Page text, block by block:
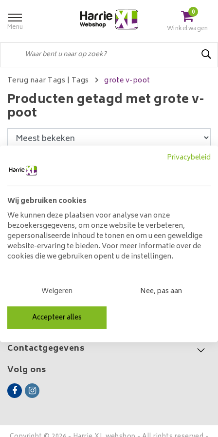
Menu
0
Winkelwagen
Terug naar Tags | Tags grote v-poot
Producten getagd met grote v-
poot
V-poot
500,00
Klantenservice
Mijn account
Categorieën
Contactgegevens
Volg ons
Privacybeleid
Wij gebruiken cookies
We kunnen deze plaatsen voor analyse van onze
bezoekersgegevens, om onze website te verbeteren,
gepersonaliseerde inhoud te tonen en om u een geweldige
website-ervaring te bieden. Voor meer informatie over de
cookies die we gebruiken opent u de instellingen.
Weigeren Nee, pas aan
Accepteer alles